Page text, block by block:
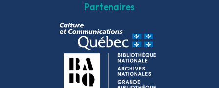
Partenaires